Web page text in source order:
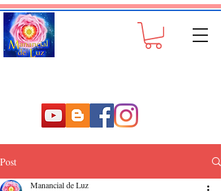
Post
Manancial de Luz